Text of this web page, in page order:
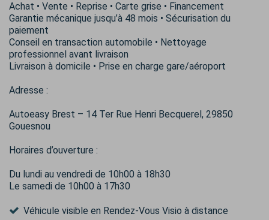
Achat • Vente • Reprise • Carte grise • Financement
Garantie mécanique jusqu’à 48 mois • Sécurisation du
paiement
Conseil en transaction automobile • Nettoyage
professionnel avant livraison
Livraison à domicile • Prise en charge gare/aéroport
Adresse :
Autoeasy Brest – 14 Ter Rue Henri Becquerel, 29850
Gouesnou
Horaires d’ouverture :
Du lundi au vendredi de 10h00 à 18h30
Le samedi de 10h00 à 17h30
Véhicule visible en Rendez-Vous Visio à distance